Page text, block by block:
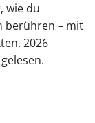
wie du
berühren – mit
2026